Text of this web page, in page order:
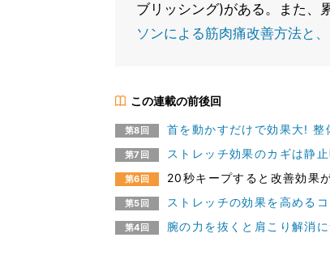
ブリッシング)がある。また、
ソンによる筋肉痛改善方法と
この連載の前後回
第8回 首を動かすだけで効果大! 整
第7回 ストレッチ効果のカギは静
第6回 20秒キープすると改善効果
第5回 ストレッチの効果を高める
第4回 腕の力を抜くと肩こり解消